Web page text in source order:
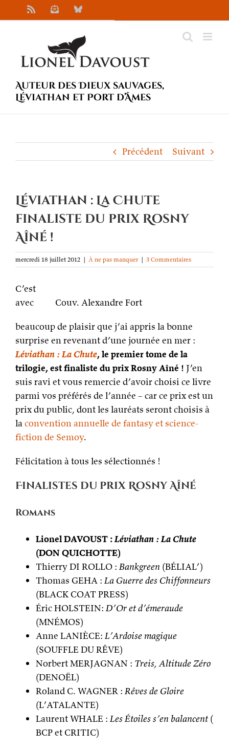
au
NewsletterBluesky
Auteur des Dieux sauvages,
Léviathan et Port d’Âmes
Précédent Suivant
Léviathan : La Chute
finaliste du prix Rosny
Aîné !
mercredi 18 juillet 2012 | À ne pas manquer | 3 Commentaires
Couv. Alexandre Fort
C’est
avec
beaucoup de plaisir que j’ai appris la bonne
surprise en revenant d’une journée en mer :
Léviathan : La Chute, le premier tome de la
trilogie, est finaliste du prix Rosny Aîné ! J’en
suis ravi et vous remercie d’avoir choisi ce livre
parmi vos préférés de l’année – car ce prix est un
prix du public, dont les lauréats seront choisis à
laconvention annuelle de fantasy et science-
fiction de Semoy.
Félicitation à tous les sélectionnés !
Finalistes du prix Rosny Aîné
Romans
Lionel DAVOUST :Léviathan : La Chute
(DON QUICHOTTE)
Thierry DI ROLLO : Bankgreen (BÉLIAL’)
Thomas GEHA : La Guerre des Chiffonneurs
(BLACK COAT PRESS)
Éric HOLSTEIN: D’Or et d’émeraude
(MNÉMOS)
Anne LANIÈCE: L’Ardoise magique
(SOUFFLE DU RÊVE)
Norbert MERJAGNAN : Treis, Altitude Zéro
(DENOËL)
Roland C. WAGNER : Rêves de Gloire
(L’ATALANTE)
Laurent WHALE : Les Étoiles s’en balancent (
BCP et CRITIC)